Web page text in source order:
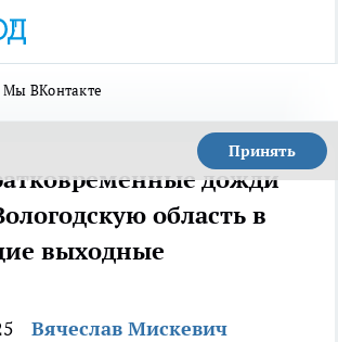
Мы ВКонтакте
Принять
дожди
область в
выходные
Вячеслав Мискевич